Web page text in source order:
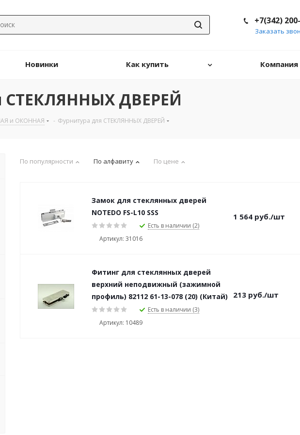
+7(342)
Заказать
Новинки Как купить Компания
СТЕКЛЯННЫХ ДВЕРЕЙ
и ОКОННАЯ - Фурнитура для СТЕКЛЯННЫХ ДВЕРЕЙ
По популярности По алфавиту По цене
Замок для стеклянных дверей
NOTEDO FS-L10 SSS
Есть в наличии (2)
Артикул: 31016
1 564 руб./шт
Фитинг для стеклянных дверей
верхний неподвижный (зажимной
профиль) 82112 61-13-078 (20) (Китай)
Есть в наличии (3)
Артикул: 10489
213 руб./шт